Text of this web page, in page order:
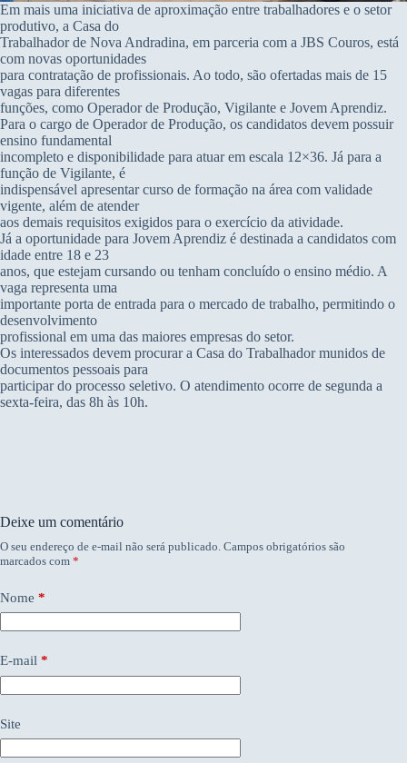
Em mais uma iniciativa de aproximação entre trabalhadores e o setor
produtivo, a Casa do
Trabalhador de Nova Andradina, em parceria com a JBS Couros, está
com novas oportunidades
para contratação de profissionais. Ao todo, são ofertadas mais de 15
vagas para diferentes
funções, como Operador de Produção, Vigilante e Jovem Aprendiz.
Para o cargo de Operador de Produção, os candidatos devem possuir
ensino fundamental
incompleto e disponibilidade para atuar em escala 12×36. Já para a
função de Vigilante, é
indispensável apresentar curso de formação na área com validade
vigente, além de atender
aos demais requisitos exigidos para o exercício da atividade.
Já a oportunidade para Jovem Aprendiz é destinada a candidatos com
idade entre 18 e 23
anos, que estejam cursando ou tenham concluído o ensino médio. A
vaga representa uma
importante porta de entrada para o mercado de trabalho, permitindo o
desenvolvimento
profissional em uma das maiores empresas do setor.
Os interessados devem procurar a Casa do Trabalhador munidos de
documentos pessoais para
participar do processo seletivo. O atendimento ocorre de segunda a
sexta-feira, das 8h às 10h.
Deixe um comentário
O seu endereço de e-mail não será publicado. Campos obrigatórios são
marcados com *
Nome *
E-mail *
Site